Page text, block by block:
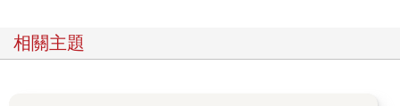
相關主題